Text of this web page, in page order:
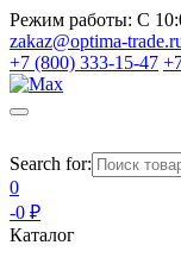
Режим работы: С
zakaz@optima-
+7 (800) 333-15-47
Search for:
0
-0 ₽
Каталог